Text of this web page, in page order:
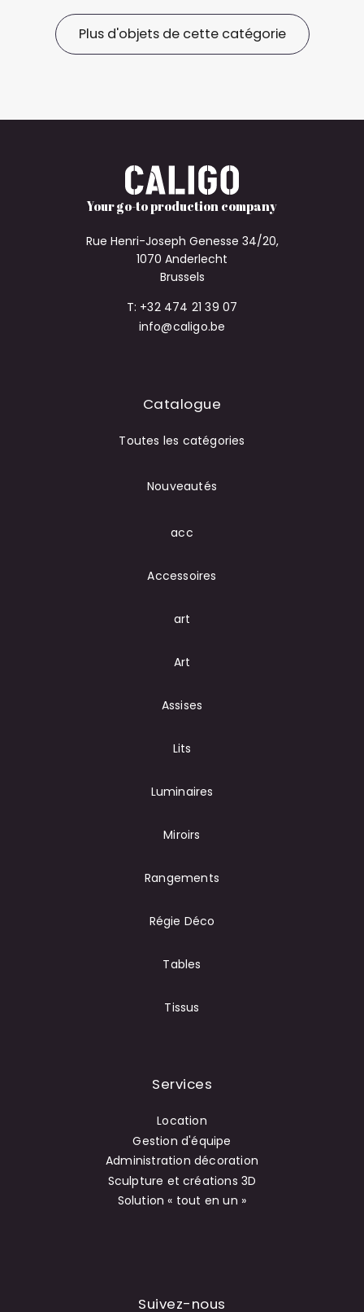
Plus d'objets de cette catégorie
Your go-to production company
Rue Henri-Joseph Genesse 34/20,
1070 Anderlecht
Brussels
T: +32 474 21 39 07
info@caligo.be
Catalogue
Toutes les catégories
Nouveautés
acc
Accessoires
art
Art
Assises
Lits
Luminaires
Miroirs
Rangements
Régie Déco
Tables
Tissus
Services
Location
Gestion d'équipe
Administration décoration
Sculpture et créations 3D
Solution « tout en un »
Suivez-nous